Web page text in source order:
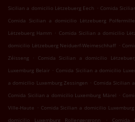
Sicilian a domicilio Lëtzebuerg Eech . Comida
Comida Sicilian a domicilio Lëtzebuerg
Lëtzebuerg Hamm . Comida Sicilian a domicilio
domicilio Lëtzebuerg Neiduerf-Weimeschhaff .
Zéisseng
. Comida Sicilian a domicilio
Luxemburg Belair . Comida Sicilian a domicilio
a domicilio Luxemburg Zessingen . Comida Sicilian
Comida Sicilian a domicilio Luxemburg Märel .
Ville-Haute . Comida Sicilian a domicilio
domicilio Luxemburg Rollengergronn
.
Comida